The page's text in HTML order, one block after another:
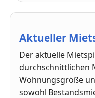
Aktueller
Der aktuelle
durchschnittlichen
Wohnungsgröße
sowohl